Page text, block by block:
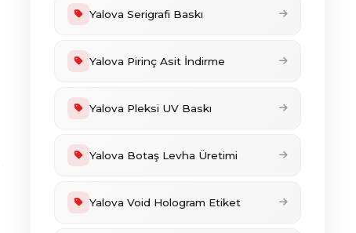
Yalova Serigrafi Baskı
Yalova Pirinç Asit İndirme
Yalova Pleksi UV Baskı
Yalova Botaş Levha Üretimi
Yalova Void Hologram Etiket